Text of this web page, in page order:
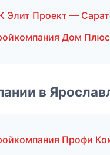
Элит Проект —
Дом
в
Профи